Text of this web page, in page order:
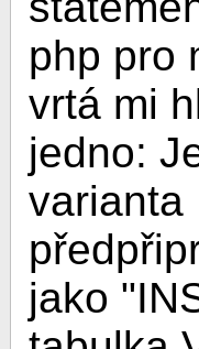
php pro
vrtá mi
jedno:
varianta
jako